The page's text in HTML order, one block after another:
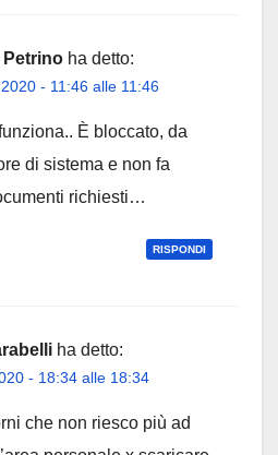
ha detto:
- 11:46 alle 11:46
È bloccato, da
di sistema e non fa
richiesti…
RISPONDI
ha detto:
- 18:34 alle 18:34
che non riesco più ad